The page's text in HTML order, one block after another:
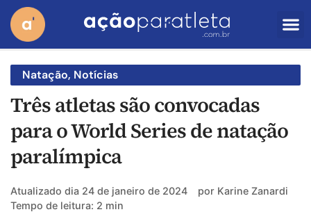
Natação, Notícias
Três atletas são convocadas
para o World Series de natação
paralímpica
Atualizado dia 24 de janeiro de 2024 por Karine Zanardi
Tempo de leitura: 2 min